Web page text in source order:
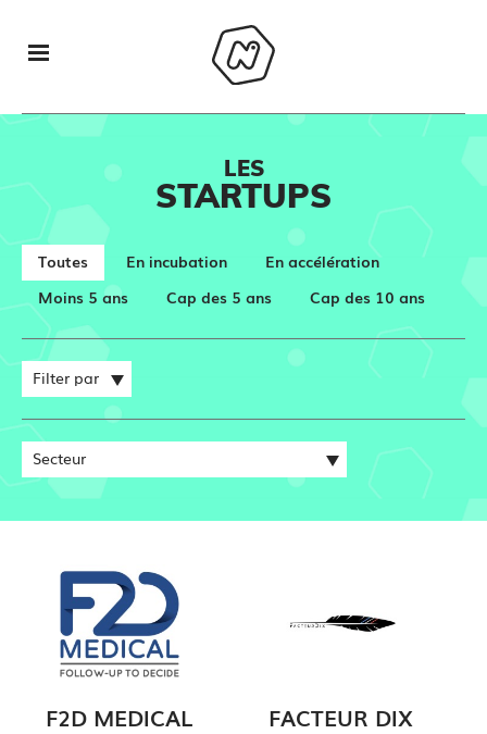
LES
STARTUPS
Toutes En incubation
En accélération
Moins 5 ans
Cap des 5 ans Cap des 10 ans
F2D MEDICAL FACTEUR DIX